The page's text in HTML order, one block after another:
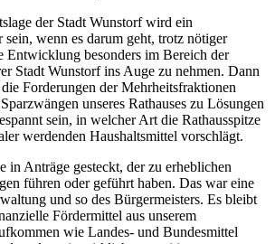
der Stadt Wunstorf wird ein
sein, wenn es darum geht, trotz nötiger
Entwicklung besonders im Bereich der
Stadt Wunstorf ins Auge zu nehmen. Dann
Forderungen der Mehrheitsfraktionen
unseres Rathauses zu Lösungen
sein, in welcher Art die Rathausspitze
werdenden Haushaltsmittel vorschlägt.
in Anträge gesteckt, der zu erheblichen
führen oder geführt haben. Das war eine
und so des Bürgermeisters. Es bleibt
Fördermittel aus unserem
wie Landes- und Bundesmittel